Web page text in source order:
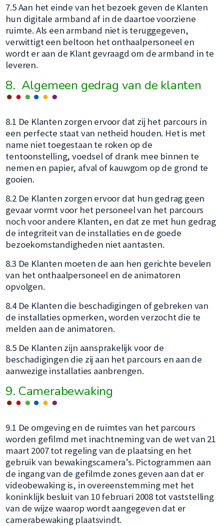
7.5 Aan het einde van het bezoek geven de Klanten
hun digitale armband af in de daartoe voorziene
ruimte. Als een armband niet is teruggegeven,
verwittigt een beltoon het onthaalpersoneel en
wordt er aan de Klant gevraagd om de armband in te
leveren.
8. Algemeen gedrag van de klanten
8.1 De Klanten zorgen ervoor dat zij het parcours in
een perfecte staat van netheid houden. Het is met
name niet toegestaan te roken op de
tentoonstelling, voedsel of drank mee binnen te
nemen en papier, afval of kauwgom op de grond te
gooien.
8.2 De Klanten zorgen ervoor dat hun gedrag geen
gevaar vormt voor het personeel van het parcours
noch voor andere Klanten, en dat ze met hun gedrag
de integriteit van de installaties en de goede
bezoekomstandigheden niet aantasten.
8.3 De Klanten moeten de aan hen gerichte bevelen
van het onthaalpersoneel en de animatoren
opvolgen.
8.4 De Klanten die beschadigingen of gebreken van
de installaties opmerken, worden verzocht die te
melden aan de animatoren.
8.5 De Klanten zijn aansprakelijk voor de
beschadigingen die zij aan het parcours en aan de
aanwezige installaties aanbrengen.
9. Camerabewaking
9.1 De omgeving en de ruimtes van het parcours
worden gefilmd met inachtneming van de wet van 21
maart 2007 tot regeling van de plaatsing en het
gebruik van bewakingscamera’s. Pictogrammen aan
de ingang van de gefilmde zones geven aan dat er
videobewaking is, in overeenstemming met het
koninklijk besluit van 10 februari 2008 tot vaststelling
van de wijze waarop wordt aangegeven dat er
camerabewaking plaatsvindt.